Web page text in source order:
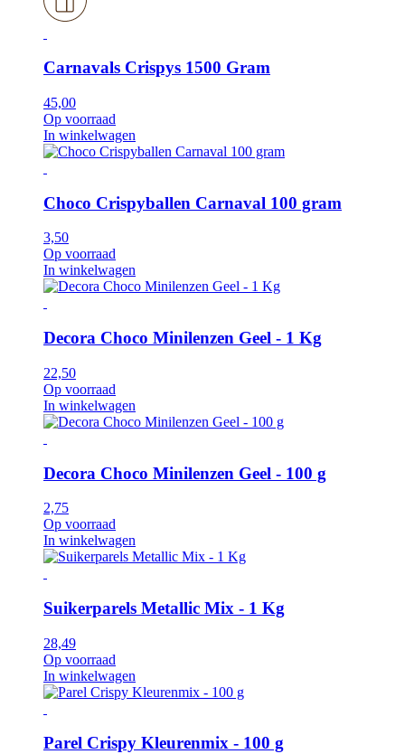
Carnavals Crispys 1500 Gram
45,00
Op voorraad
In winkelwagen
Choco Crispyballen Carnaval 100 gram
3,50
Op voorraad
In winkelwagen
Decora Choco Minilenzen Geel - 1 Kg
22,50
Op voorraad
In winkelwagen
Decora Choco Minilenzen Geel - 100 g
2,75
Op voorraad
In winkelwagen
Suikerparels Metallic Mix - 1 Kg
28,49
Op voorraad
In winkelwagen
Parel Crispy Kleurenmix - 100 g